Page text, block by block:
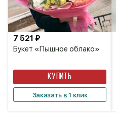
Букет «Пышное облако»
7 521 ₽
КУПИТЬ
Заказать в 1 клик